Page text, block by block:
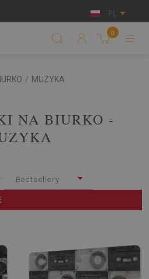
PL
0
/ MUZYKA
NA BIURKO -
Bestsellery